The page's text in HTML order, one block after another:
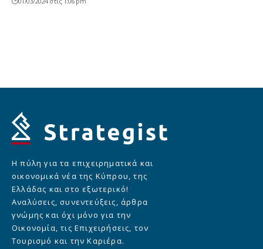
Η πύλη για τα επιχειρηματικά και
οικονομικά νέα της Κύπρου, της
Ελλάδας και στο εξωτερικό!
Αναλύσεις, συνεντεύξεις, άρθρα
γνώμης και όχι μόνο για την
Οικονομία, τις Επιχειρήσεις, τον
Τουρισμό και την Καριέρα.